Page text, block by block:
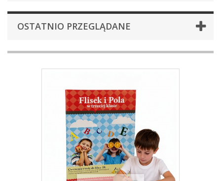
OSTATNIO PRZEGLĄDANE